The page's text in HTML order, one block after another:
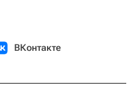
ВКонтакте